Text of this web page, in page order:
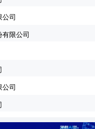
司
限公司
司